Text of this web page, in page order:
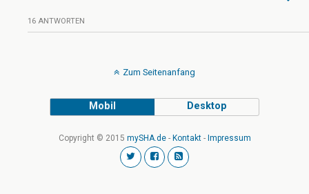
16 ANTWORTEN
Zum Seitenanfang
Mobil Desktop
Copyright © 2015 mySHA.de- Kontakt- Impressum